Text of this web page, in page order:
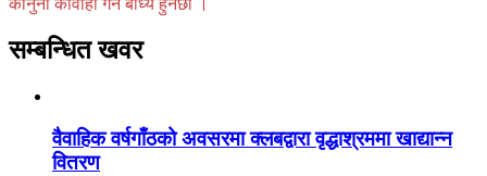
कानुनी कार्वाही गर्न बाध्य हुनेछौ ।
सम्बन्धित खवर
वैवाहिक वर्षगाँठको अवसरमा क्लबद्वारा वृद्धाश्रममा खाद्यान्न
वितरण